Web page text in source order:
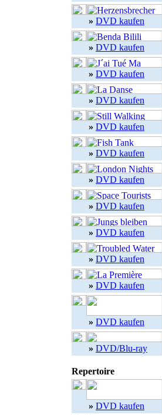
» DVD kaufen
» DVD kaufen
» DVD kaufen
» DVD kaufen
» DVD kaufen
» DVD kaufen
» DVD kaufen
» DVD kaufen
» DVD kaufen
» DVD kaufen
» DVD kaufen
» DVD kaufen
» DVD/Blu-ray
Repertoire
» DVD kaufen